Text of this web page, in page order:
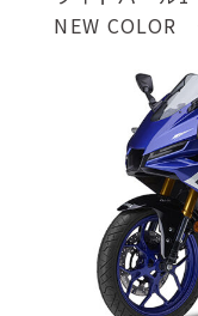
NEW COLOR